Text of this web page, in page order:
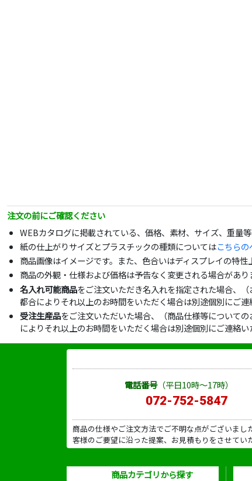
注文の前にご確認ください
WEBカタログに掲載されている、価格、素材、サイズ、重量
紙の仕上がりサイズとプラスチックの種類についてはこちらの
商品画像はイメージです。また、色合いはディスプレイの特性
商品の外観・仕様および価格は予告なく変更される場合があり
名入れ可能商品をご注文いただき名入れを指定された場合、
都合によりそれ以上のお時間をいただく場合は別途個別にご連
受注生産品をご注文いただいた場合、（商品仕様等について
によりそれ以上のお時間をいただく場合は別途個別にご連絡い
電話番号（平日10時～17時）
072-752-5847
商品の仕様やご注文方法でご不明な点がございま
客様のご要望に沿った提案、お見積もりをさせてい
商品カテゴリから探す